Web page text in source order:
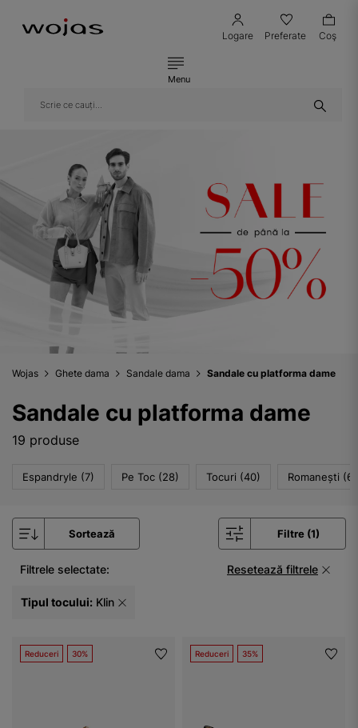
Logare Preferate Coş
Menu
Wojas Ghete dama Sandale dama Sandale cu platforma dame
Sandale cu platforma dame
19 produse
Espandryle (7) Pe Toc (28) Tocuri (40) Romanești (6)
Sortează Filtre (1)
Filtrele selectate: Resetează filtrele
Tipul tocului: Klin
Reduceri 30% Reduceri 35%